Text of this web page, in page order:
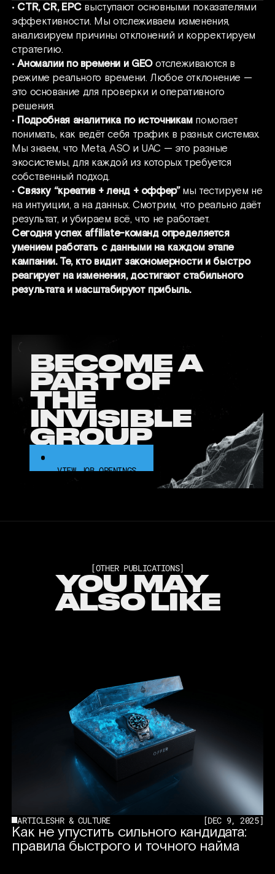
• CTR, CR, EPCвыступают основными показателями
эффективности. Мы отслеживаем изменения,
анализируем причины отклонений и корректируем
стратегию.
•Аномалии по времени и GEOотслеживаются в
режиме реального времени. Любое отклонение —
это основание для проверки и оперативного
решения.
• Подробная аналитика по источникампомогает
понимать, как ведёт себя трафик в разных системах.
Мы знаем, что Meta, ASO и UAC — это разные
экосистемы, для каждой из которых требуется
собственный подход.
• Связку “креатив + ленд + оффер”мы тестируем не
на интуиции, а на данных. Смотрим, что реально даёт
результат, и убираем всё, что не работает.
Сегодня успех affiliate-команд определяется
умением работать с данными на каждом этапе
кампании. Те, кто видит закономерности и быстро
реагирует на изменения, достигают стабильного
результата и масштабируют прибыль.
BECOME A
PART OF
THE
INVISIBLE
GROUP
VIEW JOB OPENINGS
VIEW JOB OPENINGS
[OTHER PUBLICATIONS]
YOU MAY
ALSO LIKE
ARTICLESHR & CULTURE [DEC 9, 2025]
Как не упустить сильного кандидата:
правила быстрого и точного найма